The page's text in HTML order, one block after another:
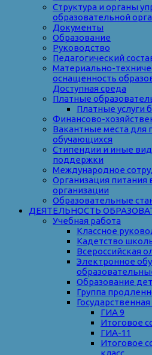
Структура и органы
образовательной
Документы
Образование
Руководство
Педагогический
Материально-
оснащенность
Доступная среда
Платные
Платные услуги
Финансово-
Вакантные места для
обучающихся
Стипендии и иные
поддержки
Международное
Организация питания
организации
Образовательные
ДЕЯТЕЛЬНОСТЬ
Учебная работа
Классное
Кадетство
Всероссийская
Электронное
Образование
Группа
ГИА 9
Итоговое
ГИА-11
Итоговое